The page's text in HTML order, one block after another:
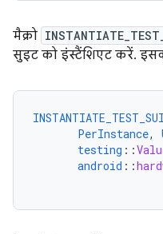
मैक्रो
सुइट को इंस्टैंशिएट करें.
PerInstance,
testing ::
android ::